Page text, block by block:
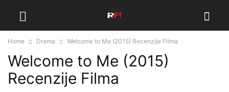
Home Drama Welcome to Me (2015) Recenzije Filma
Welcome to Me (2015)
Recenzije Filma